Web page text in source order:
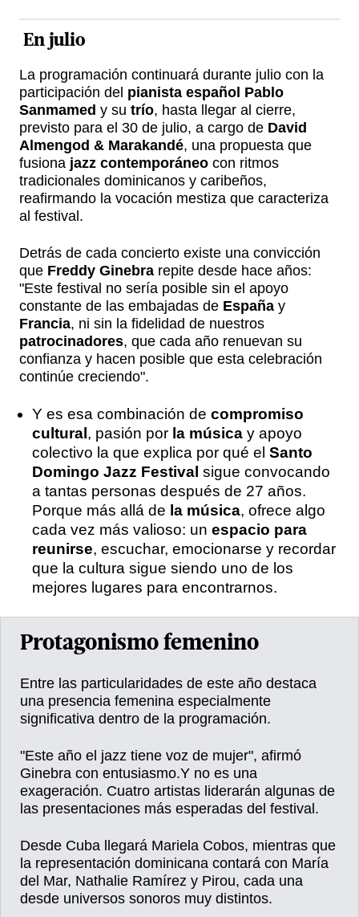
En julio
La programación continuará durante julio con la
participación del pianista español Pablo
Sanmamed y su trío, hasta llegar al cierre,
previsto para el 30 de julio, a cargo de David
Almengod & Marakandé, una propuesta que
fusiona jazz contemporáneo con ritmos
tradicionales dominicanos y caribeños,
reafirmando la vocación mestiza que caracteriza
al festival.
Detrás de cada concierto existe una convicción
que Freddy Ginebra repite desde hace años:
"Este festival no sería posible sin el apoyo
constante de las embajadas de España y
Francia, ni sin la fidelidad de nuestros
patrocinadores, que cada año renuevan su
confianza y hacen posible que esta celebración
continúe creciendo".
Y es esa combinación de compromiso
cultural, pasión por la música y apoyo
colectivo la que explica por qué el Santo
Domingo Jazz Festival sigue convocando
a tantas personas después de 27 años.
Porque más allá de la música, ofrece algo
cada vez más valioso: un espacio para
reunirse, escuchar, emocionarse y recordar
que la cultura sigue siendo uno de los
mejores lugares para encontrarnos.
Protagonismo femenino
Entre las particularidades de este año destaca
una presencia femenina especialmente
significativa dentro de la programación.
"Este año el jazz tiene voz de mujer", afirmó
Ginebra con entusiasmo.Y no es una
exageración. Cuatro artistas liderarán algunas de
las presentaciones más esperadas del festival.
Desde Cuba llegará Mariela Cobos, mientras que
la representación dominicana contará con María
del Mar, Nathalie Ramírez y Pirou, cada una
desde universos sonoros muy distintos.